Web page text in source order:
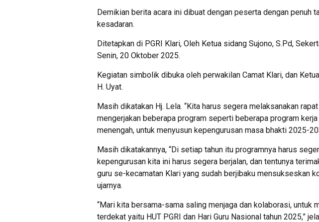
Demikian berita acara ini dibuat dengan peserta dengan penuh
kesadaran.
Ditetapkan di PGRI Klari, Oleh Ketua sidang Sujono, S.Pd,
Senin, 20 Oktober 2025.
Kegiatan simbolik dibuka oleh perwakilan Camat Klari, dan
H. Uyat.
Masih dikatakan Hj. Lela. “Kita harus segera melaksanakan
mengerjakan beberapa program seperti beberapa program
menengah, untuk menyusun kepengurusan masa bhakti 2025-
Masih dikatakannya, “Di setiap tahun itu programnya harus
kepengurusan kita ini harus segera berjalan, dan tentunya
guru se-kecamatan Klari yang sudah berjibaku mensukseskan
ujarnya.
“Mari kita bersama-sama saling menjaga dan kolaborasi, untuk
terdekat yaitu HUT PGRI dan Hari Guru Nasional tahun 2025,”